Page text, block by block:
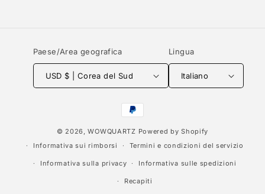
Paese/Area geografica
USD $ | Corea del Sud
Lingua
Italiano
Metodi
di
pagamento
© 2026,WOWQUARTZ Powered by Shopify
Informativa sui rimborsi
Termini e condizioni del servizio
Informativa sulla privacy Informativa sulle spedizioni
Recapiti